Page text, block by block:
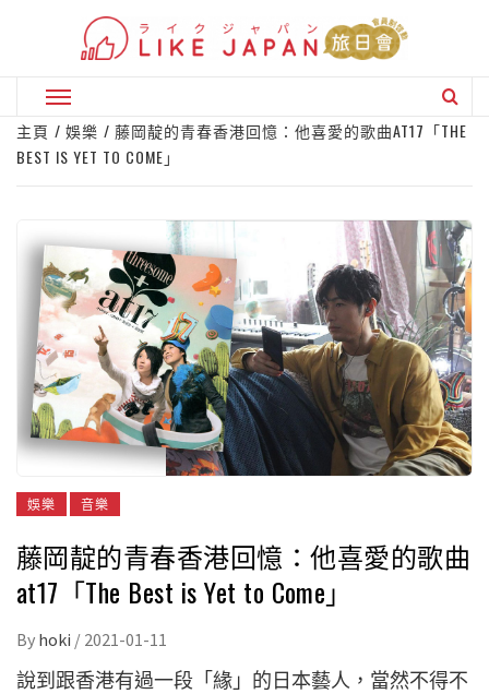
Primary
Menu
主頁 娛樂
藤岡靛的青春香港回憶：他喜愛的歌曲AT17「THE
BEST IS YET TO COME」
娛樂 音樂
藤岡靛的青春香港回憶：他喜愛的歌曲
at17「The Best is Yet to Come」
By hoki / 2021-01-11
說到跟香港有過一段「緣」的日本藝人，當然不得不